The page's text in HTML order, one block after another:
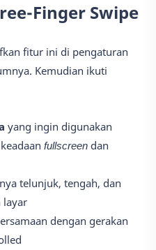
Finger Swipe
fitur ini di pengaturan
Kemudian ikuti
yang ingin digunakan
fullscreen dan
telunjuk, tengah, dan
layar
dengan gerakan